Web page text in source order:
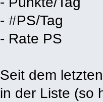
- #PS/Tag
- Rate PS
Seit dem
in der Liste (so